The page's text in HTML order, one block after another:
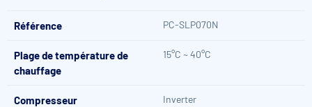
triphasé, pour s’adapter à toutes les installations
électriques.
Pompe à chaleur Silverline FI : Confort et
performance
Référence PC-SLP070N
Plage de température de
chauffage
15°C ~ 40°C
Compresseur Inverter